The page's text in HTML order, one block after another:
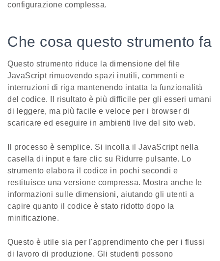
configurazione complessa.
Che cosa questo strumento fa
Questo strumento riduce la dimensione del file
JavaScript rimuovendo spazi inutili, commenti e
interruzioni di riga mantenendo intatta la funzionalità
del codice. Il risultato è più difficile per gli esseri umani
di leggere, ma più facile e veloce per i browser di
scaricare ed eseguire in ambienti live del sito web.
Il processo è semplice. Si incolla il JavaScript nella
casella di input e fare clic su Ridurre pulsante. Lo
strumento elabora il codice in pochi secondi e
restituisce una versione compressa. Mostra anche le
informazioni sulle dimensioni, aiutando gli utenti a
capire quanto il codice è stato ridotto dopo la
minificazione.
Questo è utile sia per l'apprendimento che per i flussi
di lavoro di produzione. Gli studenti possono